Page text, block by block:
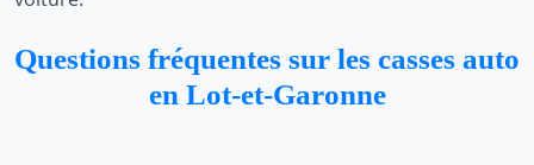
Questions fréquentes sur les casses auto
en Lot-et-Garonne